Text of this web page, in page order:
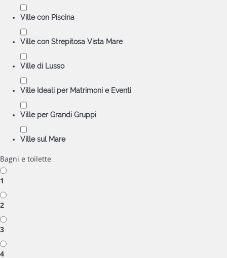
Ville con Piscina
Ville con Strepitosa Vista Mare
Ville di Lusso
Ville Ideali per Matrimoni e Eventi
Ville per Grandi Gruppi
Ville sul Mare
Bagni e toilette
1
2
3
4